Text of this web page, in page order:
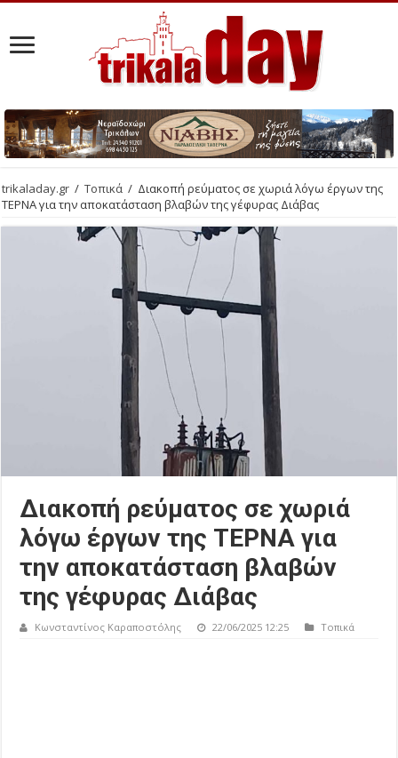
trikaladay.gr / Τοπικά / Διακοπή ρεύματος σε χωριά λόγω έργων της
ΤΕΡΝΑ για την αποκατάσταση βλαβών της γέφυρας Διάβας
Διακοπή ρεύματος σε χωριά
λόγω έργων της ΤΕΡΝΑ για
την αποκατάσταση βλαβών
της γέφυρας Διάβας
Κωνσταντίνος Καραποστόλης 22/06/2025 12:25 Τοπικά